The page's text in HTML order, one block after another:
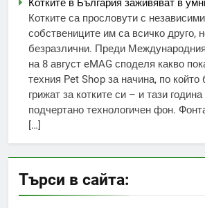
Котките в България заживяват в
Котките са прословути с
собствениците им са всичко друго,
безразлични. Преди
на 8 август eMAG споделя какво
техния Pet Shop за начина, по който
грижат за котките си – и тази
подчертано технологичен фон.
[…]
Търси в сайта: